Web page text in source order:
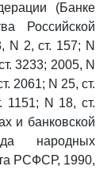
(Банке
Российской
N 2, ст. 157; N
3233; 2005, N
2061; N 25, ст.
1151; N 18, ст.
и банковской
народных
РСФСР, 1990,